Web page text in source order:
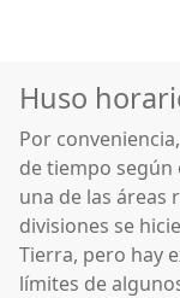
Huso
Por
de tiempo según
una de las áreas
divisiones se
Tierra, pero hay
límites de